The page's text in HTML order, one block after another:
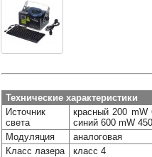
Технические характеристики
Источник
света
красный 200 mW
синий 600 mW
Модуляция
аналоговая
Класс лазера
класс 4